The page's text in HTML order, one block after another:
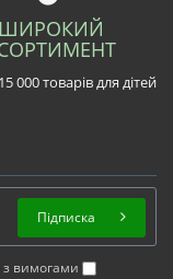
ШИРОКИЙ
000 товарів для дітей
з вимогами
Підписка